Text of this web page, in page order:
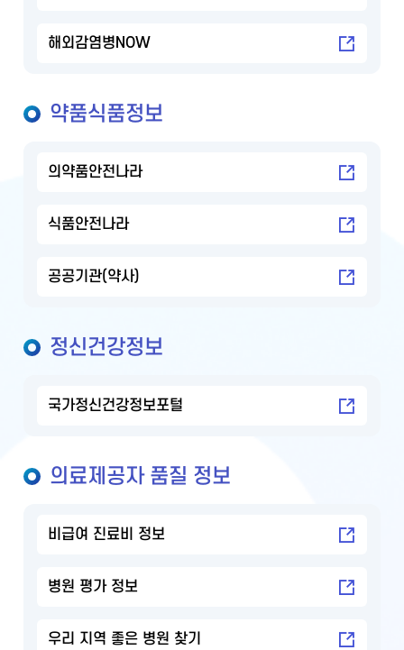
해외감염병NOW
약품식품정보
의약품안전나라
식품안전나라
공공기관(약사)
정신건강정보
국가정신건강정보포털
의료제공자 품질 정보
비급여 진료비 정보
병원 평가 정보
우리 지역 좋은 병원 찾기